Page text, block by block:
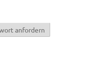
anfordern